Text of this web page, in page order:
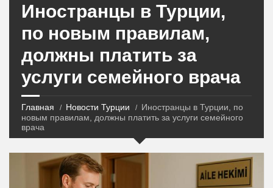
Иностранцы в Турции,
по новым правилам,
должны платить за
услуги семейного врача
Главная Новости Турции
Иностранцы в Турции, по
новым правилам, должны платить за услуги семейного
врача